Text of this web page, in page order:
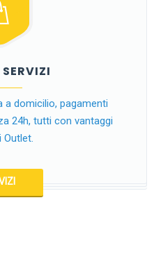
a domicilio, pagamenti
24h, tutti con vantaggi
Outlet.